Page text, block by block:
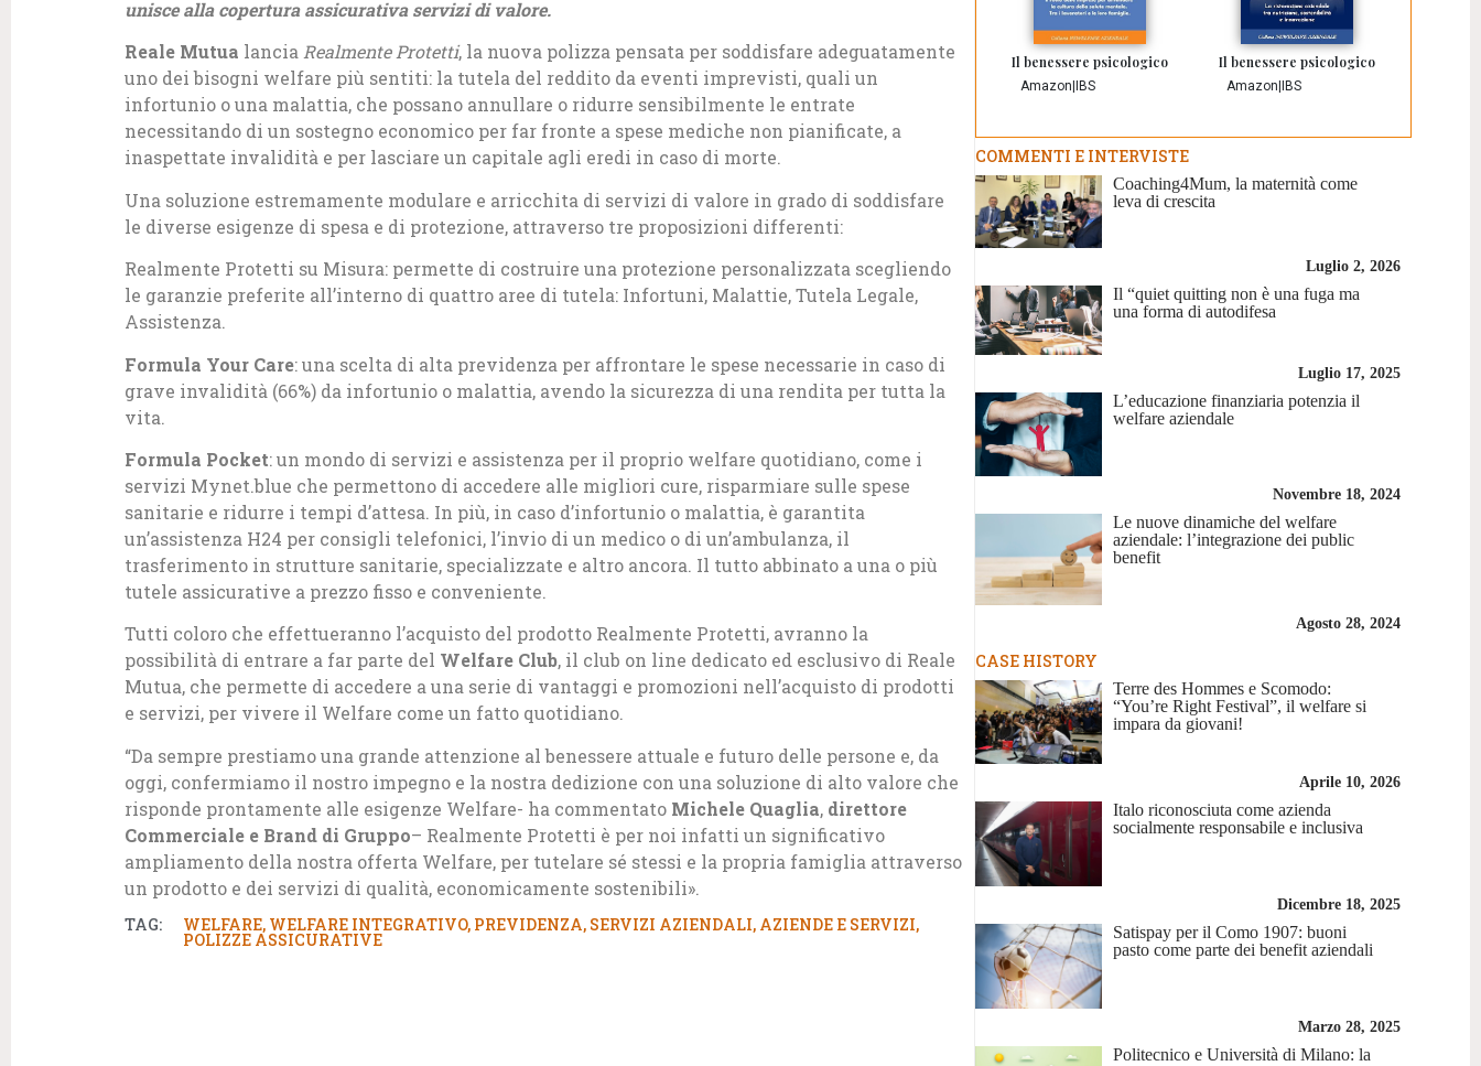
unisce alla copertura assicurativa servizi di valore.
Reale Mutua lanciaRealmente Protetti, la nuova polizza pensata per soddisfare adeguatamente
uno dei bisogni welfare più sentiti: la tutela del reddito da eventi imprevisti, quali un
infortunio o una malattia, che possano annullare o ridurre sensibilmente le entrate
necessitando di un sostegno economico per far fronte a spese mediche non pianificate, a
inaspettate invalidità e per lasciare un capitale agli eredi in caso di morte.
Una soluzione estremamente modulare e arricchita di servizi di valore in grado di soddisfare
le diverse esigenze di spesa e di protezione, attraverso tre proposizioni differenti:
Realmente Protetti su Misura: permette di costruire una protezione personalizzata scegliendo
le garanzie preferite all’interno di quattro aree di tutela: Infortuni, Malattie, Tutela Legale,
Assistenza.
Formula Your Care: una scelta di alta previdenza per affrontare le spese necessarie in caso di
grave invalidità (66%) da infortunio o malattia, avendo la sicurezza di una rendita per tutta la
vita.
Formula Pocket: un mondo di servizi e assistenza per il proprio welfare quotidiano, come i
servizi Mynet.blue che permettono di accedere alle migliori cure, risparmiare sulle spese
sanitarie e ridurre i tempi d’attesa. In più, in caso d’infortunio o malattia, è garantita
un’assistenza H24 per consigli telefonici, l’invio di un medico o di un’ambulanza, il
trasferimento in strutture sanitarie, specializzate e altro ancora. Il tutto abbinato a una o più
tutele assicurative a prezzo fisso e conveniente.
Tutti coloro che effettueranno l’acquisto del prodotto Realmente Protetti, avranno la
possibilità di entrare a far parte del Welfare Club, il club on line dedicato ed esclusivo di Reale
Mutua, che permette di accedere a una serie di vantaggi e promozioni nell’acquisto di prodotti
e servizi, per vivere il Welfare come un fatto quotidiano.
“Da sempre prestiamo una grande attenzione al benessere attuale e futuro delle persone e, da
oggi, confermiamo il nostro impegno e la nostra dedizione con una soluzione di alto valore che
risponde prontamente alle esigenze Welfare- ha commentato Michele Quaglia, direttore
Commerciale e Brand di Gruppo– Realmente Protetti è per noi infatti un significativo
ampliamento della nostra offerta Welfare, per tutelare sé stessi e la propria famiglia attraverso
un prodotto e dei servizi di qualità, economicamente sostenibili».
TAG: WELFARE, WELFARE INTEGRATIVO, PREVIDENZA, SERVIZI AZIENDALI, AZIENDE E SERVIZI,
POLIZZE ASSICURATIVE
Il benessere psicologico
Amazon IBS
Il benessere psicologico
Amazon IBS
COMMENTI E INTERVISTE
Coaching4Mum, la maternità come
leva di crescita
Luglio 2, 2026
Il “quiet quitting non è una fuga ma
una forma di autodifesa
Luglio 17, 2025
L’educazione finanziaria potenzia il
welfare aziendale
Novembre 18, 2024
Le nuove dinamiche del welfare
aziendale: l’integrazione dei public
benefit
Agosto 28, 2024
CASE HISTORY
Terre des Hommes e Scomodo:
“You’re Right Festival”, il welfare si
impara da giovani!
Aprile 10, 2026
Italo riconosciuta come azienda
socialmente responsabile e inclusiva
Dicembre 18, 2025
Satispay per il Como 1907: buoni
pasto come parte dei benefit aziendali
Marzo 28, 2025
Politecnico e Università di Milano: la